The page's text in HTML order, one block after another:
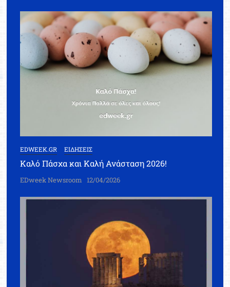
EDWEEK.GR ΕΙΔΗΣΕΙΣ
Καλό Πάσχα και Καλή Ανάσταση 2026!
EDweek Newsroom 12/04/2026